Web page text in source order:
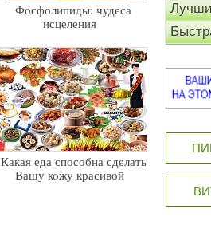
Фосфолипиды: чудеса
исцеления
Какая еда способна сделать
Вашу кожу красивой